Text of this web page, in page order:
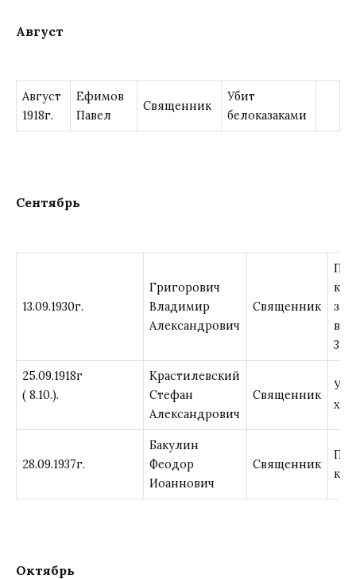
Август
Август
1918г.
Ефимов
Павел
Священник
Убит
белоказаками
Сентябрь
13.09.1930г.
Григорович
Владимир
Александрович
Священник
к
в
3
25.09.1918г
( 8.10.).
Крастилевский
Стефан
Александрович
Священник
28.09.1937г.
Бакулин
Феодор
Иоаннович
Священник
к
Октябрь